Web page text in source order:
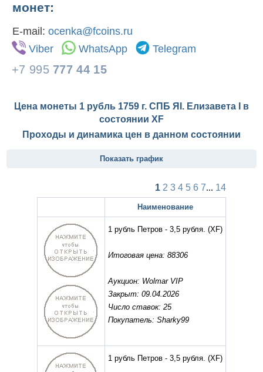
монет:
E-mail: ocenka@fcoins.ru
Viber
WhatsApp Telegram
+7 995 777 44 15
Цена монеты 1 рубль 1759 г. СПБ ЯI. Елизавета I в
состоянии XF
Проходы и динамика цен в данном состоянии
Показать график
1 2 3 4 5 6 7... 14
Наименование
1 рубль Петров - 3,5 рубля. (XF)
Итоговая цена: 88306
Аукцион: Wolmar VIP
Закрыт: 09.04.2026
Число ставок: 25
Покупатель: Sharky99
1 рубль Петров - 3,5 рубля. (XF)